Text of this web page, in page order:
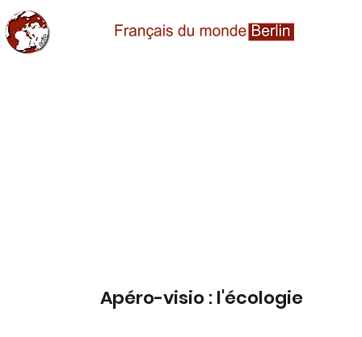
Apéro-visio : l'écologie